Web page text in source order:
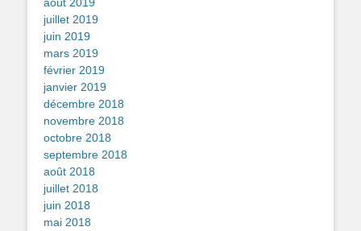
juillet 2019
juin 2019
mars 2019
février 2019
janvier 2019
décembre 2018
novembre 2018
octobre 2018
septembre 2018
août 2018
juillet 2018
juin 2018
mai 2018